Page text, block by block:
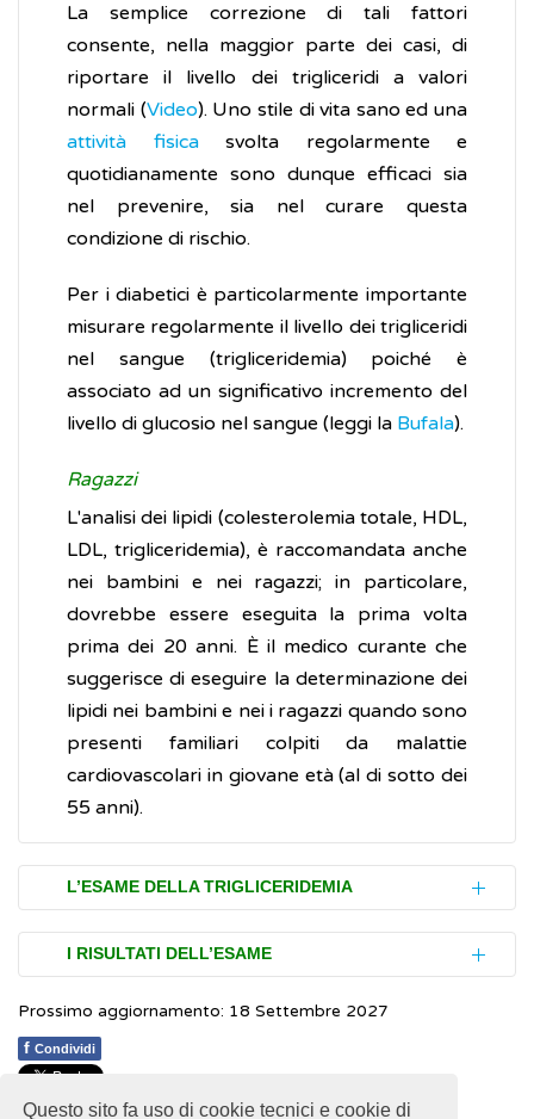
Questo sito fa uso di cookie tecnici e cookie di
La semplice correzione di tali fattori
consente, nella maggior parte dei casi, di
riportare il livello dei trigliceridi a valori
normali (Video). Uno stile di vita sano ed una
attività fisicasvolta regolarmente e
quotidianamente sono dunque efficaci sia
nel prevenire, sia nel curare questa
condizione di rischio.
Per i diabetici è particolarmente importante
misurare regolarmente il livello dei trigliceridi
nel sangue (trigliceridemia) poiché è
associato ad un significativo incremento del
livello di glucosio nel sangue (leggi la Bufala).
Ragazzi
L'analisi dei lipidi (colesterolemia totale, HDL,
LDL, trigliceridemia), è raccomandata anche
nei bambini e nei ragazzi; in particolare,
dovrebbe essere eseguita la prima volta
prima dei 20 anni. È il medico curante che
suggerisce di eseguire la determinazione dei
lipidi nei bambini e nei i ragazzi quando sono
presenti familiari colpiti da malattie
cardiovascolari in giovane età (al di sotto dei
55 anni).
L’ESAME DELLA TRIGLICERIDEMIA
L'esame della trigliceridemia viene richiesto
dal medico a intervalli regolari per valutare il
risultato ottenuto cambiando lo stile di vita
(alimentazione sana
regolare) o per determinare l'efficacia di una
terapia farmacologica, come i fibrati, le
I RISULTATI DELL’ESAME
In generale, livelli desiderabili di lipidi aiutano
a mantenere il cuore sano e a ridurre il
rischio di
all’esame della trigliceridemia, i valori sono
Prossimo aggiornamento: 18 Settembre 2027
f Condividi